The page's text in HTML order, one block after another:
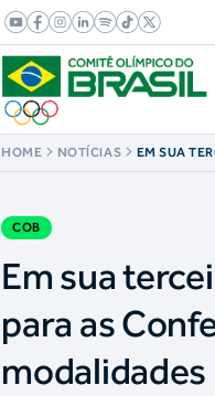
HOME NOTÍCIAS
EM SUA
COB
Em sua
para as
modalidades